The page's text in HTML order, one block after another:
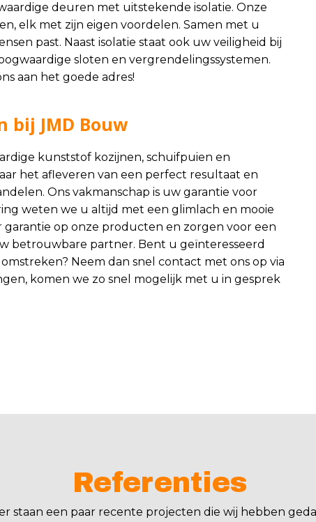
deuren met uitstekende isolatie. Onze
elk met zijn eigen voordelen. Samen met u
past. Naast isolatie staat ook uw veiligheid bij
sloten en vergrendelingssystemen.
aan het goede adres!
bij JMD Bouw
kunststof kozijnen, schuifpuien en
het afleveren van een perfect resultaat en
Ons vakmanschap is uw garantie voor
weten we u altijd met een glimlach en mooie
op onze producten en zorgen voor een
betrouwbare partner. Bent u geïnteresseerd
Neem dan snel contact met ons op via
komen we zo snel mogelijk met u in gesprek
Referenties
staan een paar recente projecten die wij hebben